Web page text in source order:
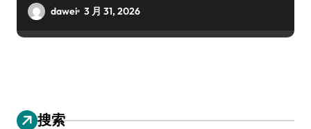
dawei 3 月 31, 2026
搜索